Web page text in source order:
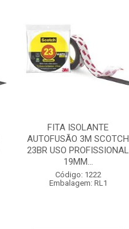
FITA ISOLANTE
AUTOFUSÃO 3M SCOTCH
23BR USO PROFISSIONAL
19MM...
Código: 1222
Embalagem: RL1